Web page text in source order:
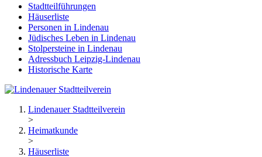
Stadtteilführungen
Häuserliste
Personen in Lindenau
Jüdisches Leben in Lindenau
Stolpersteine in Lindenau
Adressbuch Leipzig-Lindenau
Historische Karte
Lindenauer Stadtteilverein
>
Heimatkunde
>
Häuserliste